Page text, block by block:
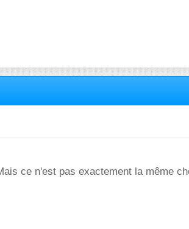
ce n'est pas exactement la même